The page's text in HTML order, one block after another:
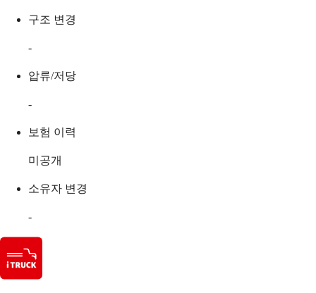
구조 변경
-
압류/저당
-
보험 이력
미공개
소유자 변경
-